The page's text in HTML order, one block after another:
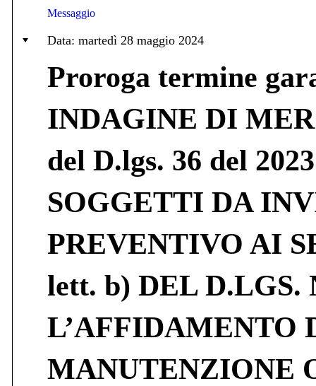
Messaggio
Data: martedì 28 maggio 2024
Proroga termine
INDAGINE DI
del D.lgs. 36 del
SOGGETTI DA
PREVENTIVO AI
lett. b) DEL D.LGS.
L’AFFIDAMENTO
MANUTENZIONE